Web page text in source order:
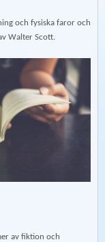
och fysiska faror och
Walter Scott.
av fiktion och